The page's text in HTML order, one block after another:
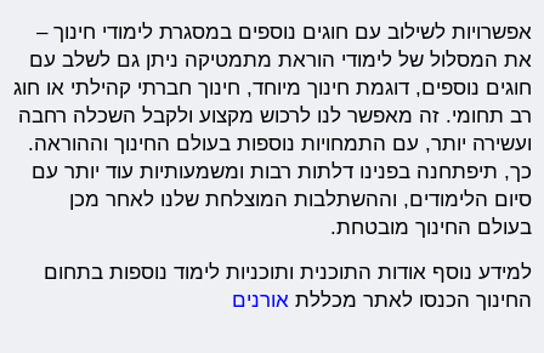
אפשרויות לשילוב עם חוגים נוספים במסגרת לימודי חינוך –
את המסלול של לימודי הוראת מתמטיקה ניתן גם לשלב עם
חוגים נוספים, דוגמת חינוך מיוחד, חינוך חברתי קהילתי או חוג
רב תחומי. זה מאפשר לנו לרכוש מקצוע ולקבל השכלה רחבה
ועשירה יותר, עם התמחויות נוספות בעולם החינוך וההוראה.
כך, תיפתחנה בפנינו דלתות רבות ומשמעותיות עוד יותר עם
סיום הלימודים, וההשתלבות המוצלחת שלנו לאחר מכן
בעולם החינוך מובטחת.
למידע נוסף אודות התוכנית ותוכניות לימוד נוספות בתחום
החינוך הכנסו לאתר מכללתאורנים